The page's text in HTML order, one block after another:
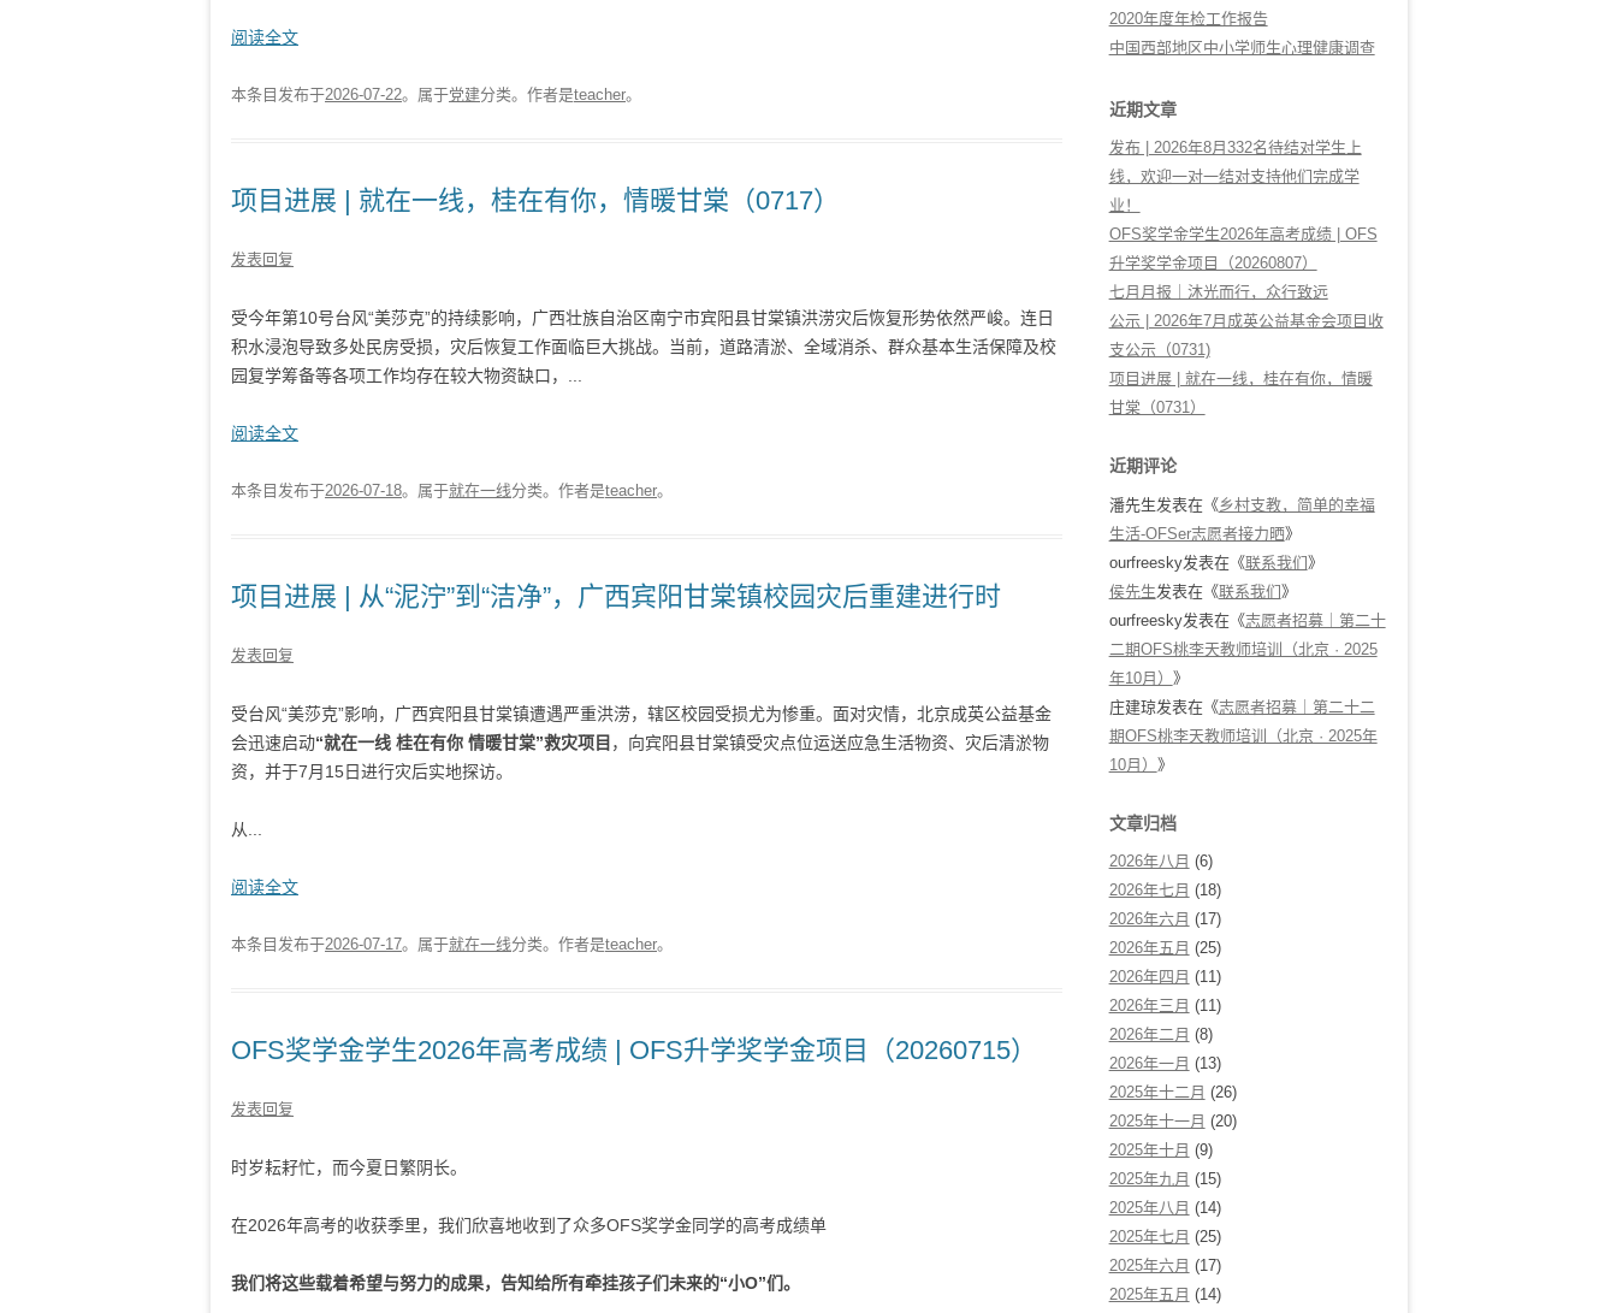
阅读全文
本条目发布于2026-07-22。属于党建分类。 作者是teacher。
项目进展 | 就在一线，桂在有你，情暖甘棠（0717）
发表回复
受今年第10号台风“美莎克”的持续影响，广西壮族自治区南宁市宾阳县甘棠镇洪涝灾后恢复形势依然严峻。连日
积水浸泡导致多处民房受损，灾后恢复工作面临巨大挑战。当前，道路清淤、全域消杀、群众基本生活保障及校
园复学筹备等各项工作均存在较大物资缺口，...
阅读全文
本条目发布于2026-07-18。属于就在一线分类。 作者是teacher。
项目进展 | 从“泥泞”到“洁净”，广西宾阳甘棠镇校园灾后重建进行时
发表回复
受台风“美莎克”影响，广西宾阳县甘棠镇遭遇严重洪涝，辖区校园受损尤为惨重。面对灾情，北京成英公益基金
会迅速启动“就在一线 桂在有你 情暖甘棠”救灾项目 ，向宾阳县甘棠镇受灾点位运送应急生活物资、灾后清淤物
资，并于7月15日进行灾后实地探访。
从...
阅读全文
本条目发布于2026-07-17。属于就在一线分类。 作者是teacher。
OFS奖学金学生2026年高考成绩 | OFS升学奖学金项目（20260715）
发表回复
时岁耘耔忙，而今夏日繁阴长。
在2026年高考的收获季里，我们欣喜地收到了众多OFS奖学金同学的高考成绩单
我们将这些载着希望与努力的成果，告知给所有牵挂孩子们未来的“小O”们。
2020年度年检工作报告
中国西部地区中小学师生心理健康调查
近期文章
发布 | 2026年8月332名待结对学生上
线，欢迎一对一结对支持他们完成学
业！
OFS奖学金学生2026年高考成绩 | OFS
升学奖学金项目（20260807）
七月月报｜沐光而行，众行致远
公示 | 2026年7月成英公益基金会项目收
支公示（0731)
项目进展 | 就在一线，桂在有你，情暖
甘棠（0731）
近期评论
潘先生发表在《乡村支教，简单的幸福
生活-OFSer志愿者接力晒》
ourfreesky发表在《联系我们 》
侯先生发表在《联系我们 》
ourfreesky发表在《志愿者招募｜第二十
二期OFS桃李天教师培训（北京 · 2025
年10月） 》
庄建琼发表在《志愿者招募｜第二十二
期OFS桃李天教师培训（北京 · 2025年
10月） 》
文章归档
2026年八月 (6)
2026年七月 (18)
2026年六月 (17)
2026年五月 (25)
2026年四月 (11)
2026年三月 (11)
2026年二月 (8)
2026年一月 (13)
2025年十二月 (26)
2025年十一月 (20)
2025年十月 (9)
2025年九月 (15)
2025年八月 (14)
2025年七月 (25)
2025年六月 (17)
2025年五月 (14)